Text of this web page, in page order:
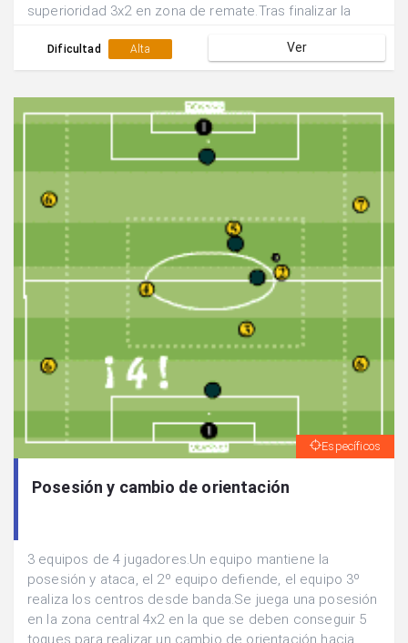
superioridad 3x2 en zona de remate.Tras finalizar la
jugadores.Realizar el juego de manera continuada.
Dificultad Alta Ver
Específicos
Posesión y cambio de orientación
3 equipos de 4 jugadores.Un equipo mantiene la
posesión y ataca, el 2º equipo defiende, el equipo 3º
realiza los centros desde banda.Se juega una posesión
en la zona central 4x2 en la que se deben conseguir 5
toques para realizar un cambio de orientación hacia